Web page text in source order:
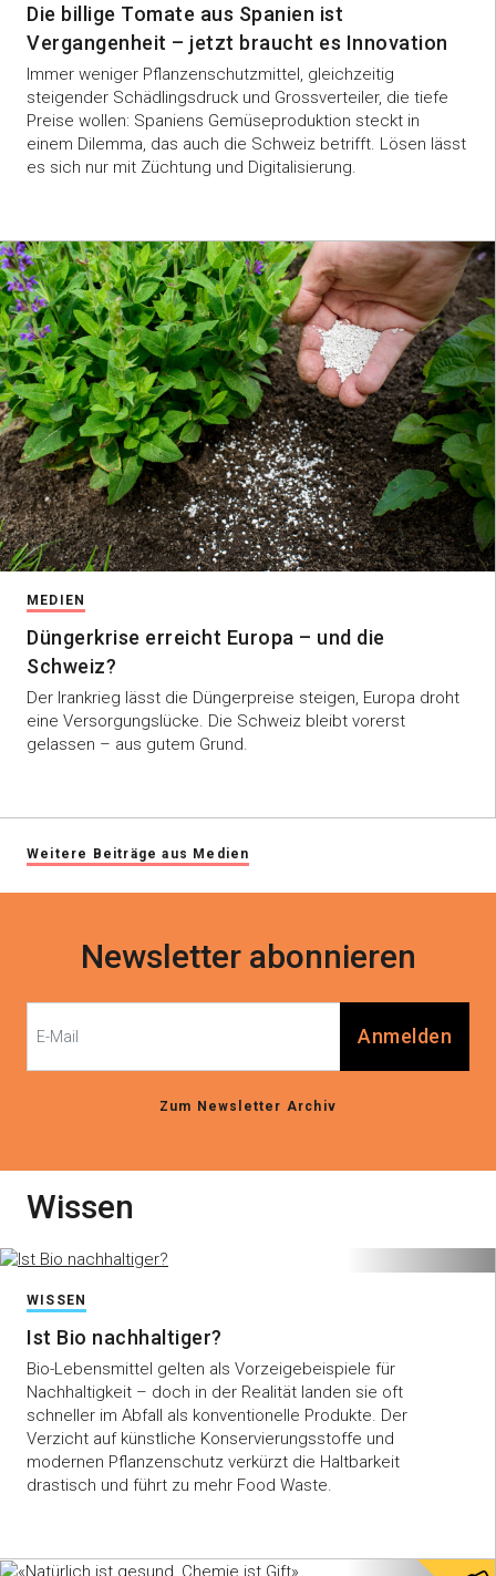
Die billige Tomate aus Spanien ist
Vergangenheit – jetzt braucht es Innovation
Immer weniger Pflanzenschutzmittel, gleichzeitig
steigender Schädlingsdruck und Grossverteiler, die tiefe
Preise wollen: Spaniens Gemüseproduktion steckt in
einem Dilemma, das auch die Schweiz betrifft. Lösen lässt
es sich nur mit Züchtung und Digitalisierung.
MEDIEN
Düngerkrise erreicht Europa – und die
Schweiz?
Der Irankrieg lässt die Düngerpreise steigen, Europa droht
eine Versorgungslücke. Die Schweiz bleibt vorerst
gelassen – aus gutem Grund.
Weitere Beiträge aus Medien
Newsletter abonnieren
Anmelden
Zum Newsletter Archiv
Wissen
WISSEN
Ist Bio nachhaltiger?
Bio-Lebensmittel gelten als Vorzeigebeispiele für
Nachhaltigkeit – doch in der Realität landen sie oft
schneller im Abfall als konventionelle Produkte. Der
Verzicht auf künstliche Konservierungsstoffe und
modernen Pflanzenschutz verkürzt die Haltbarkeit
drastisch und führt zu mehr Food Waste.